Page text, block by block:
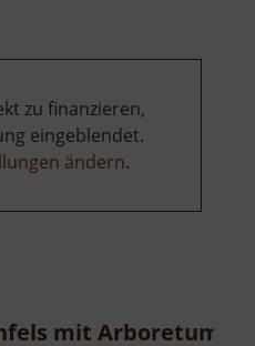
zu finanzieren,
eingeblendet.
ändern.
mit Arboretum